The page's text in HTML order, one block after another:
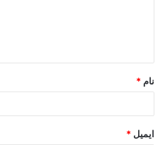
*
نام *
ایمیل *